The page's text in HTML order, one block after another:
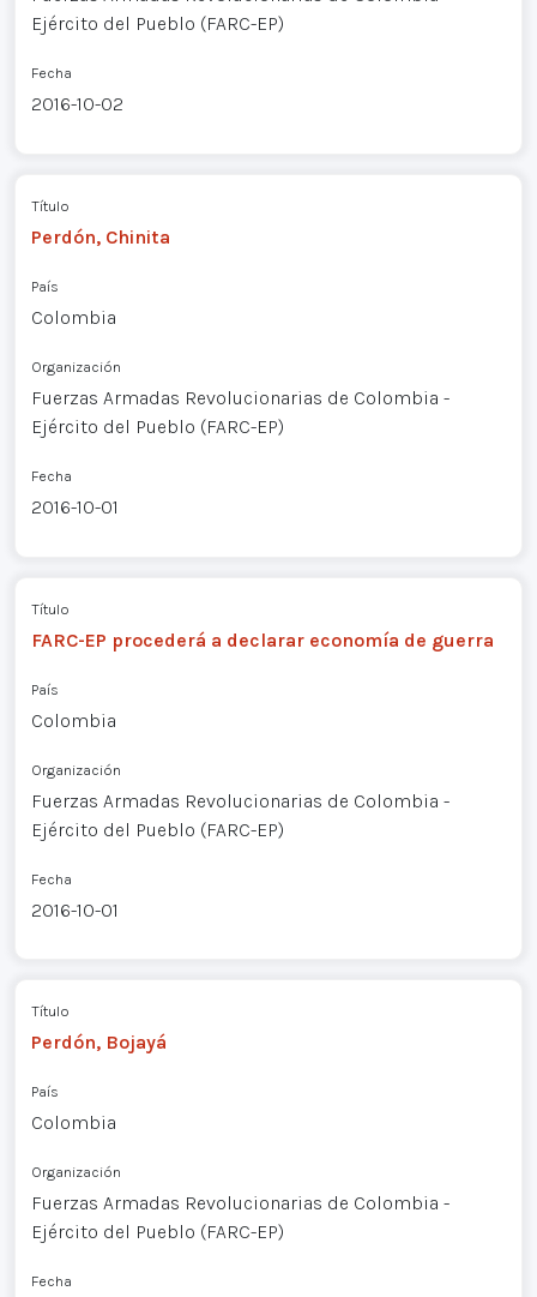
Ejército del Pueblo (FARC-EP)
Fecha
2016-10-02
Título
Perdón, Chinita
País
Colombia
Organización
Fuerzas Armadas Revolucionarias de Colombia -
Ejército del Pueblo (FARC-EP)
Fecha
2016-10-01
Título
FARC-EP procederá a declarar economía de guerra
País
Colombia
Organización
Fuerzas Armadas Revolucionarias de Colombia -
Ejército del Pueblo (FARC-EP)
Fecha
2016-10-01
Título
Perdón, Bojayá
País
Colombia
Organización
Fuerzas Armadas Revolucionarias de Colombia -
Ejército del Pueblo (FARC-EP)
Fecha